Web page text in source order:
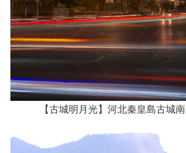
【古城明月光】河北秦皇島古城